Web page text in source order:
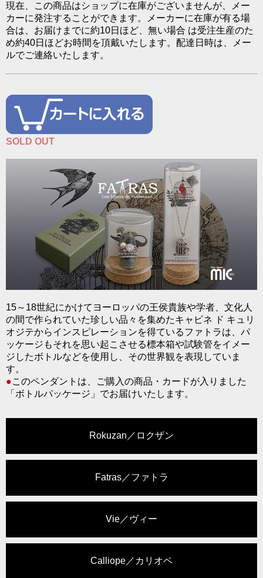
現在、この商品はショップに在庫がございませんが、メー
カーに発注することができます。メーカーに在庫が有る場
合は、お届けまでに約10日ほど、無い場合 は受注生産のた
め約40日ほどお時間を頂戴いたします。配達日時は、メー
ルでご連絡いたします。
SOLD OUT
15～18世紀にかけてヨーロッパの王侯貴族や学者、文化人
の間で作られていた珍しい品々を集めたキャビネ ド キュリ
オジテからインスピレーションを得ているファトラは、パ
ッケージもそれを思い起こさせる標本箱や試験管をイメー
ジしたボトルなどを使用し、その世界観を表現していま
す。
●このペンダントは、ご購入の商品・カードが入りました
「ボトルパッケージ」でお届けいたします。
Rokuzan／ロクザン
Fatras／ファトラ
Vie／ヴィー
Calliope／カリオペ